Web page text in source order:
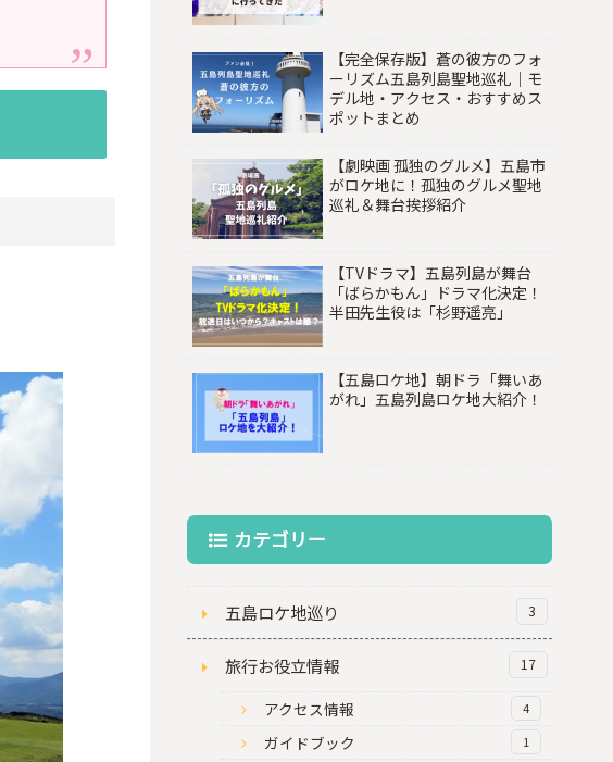
【完全保存版】蒼の彼方のフォ
ーリズム五島列島聖地巡礼｜モ
デル地・アクセス・おすすめス
ポットまとめ
【劇映画 孤独のグルメ】五島市
がロケ地に！孤独のグルメ聖地
巡礼＆舞台挨拶紹介
【TVドラマ】五島列島が舞台
「ばらかもん」ドラマ化決定！
半田先生役は「杉野遥亮」
【五島ロケ地】朝ドラ「舞いあ
がれ」五島列島ロケ地大紹介！
カテゴリー
五島ロケ地巡り 3
旅行お役立情報 17
アクセス情報 4
ガイドブック 1